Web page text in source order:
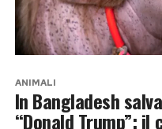
ANIMALI
In Bangladesh
“Donald Trump”: